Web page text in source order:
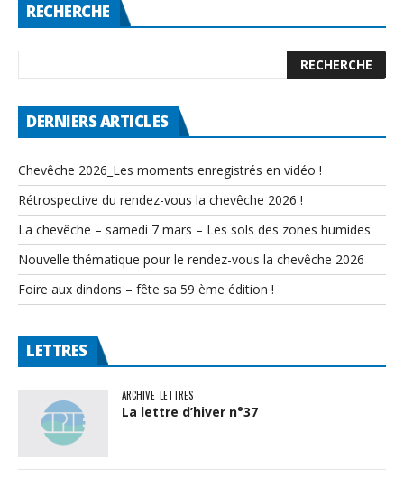
RECHERCHE
DERNIERS ARTICLES
Chevêche 2026_Les moments enregistrés en vidéo !
Rétrospective du rendez-vous la chevêche 2026 !
La chevêche – samedi 7 mars – Les sols des zones humides
Nouvelle thématique pour le rendez-vous la chevêche 2026
Foire aux dindons – fête sa 59 ème édition !
LETTRES
ARCHIVE LETTRES
La lettre d’hiver n°37